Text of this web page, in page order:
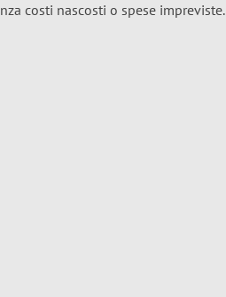
costi nascosti o spese impreviste.